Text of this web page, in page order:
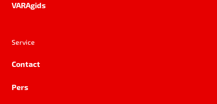
VARAgids
Service
Contact
Pers